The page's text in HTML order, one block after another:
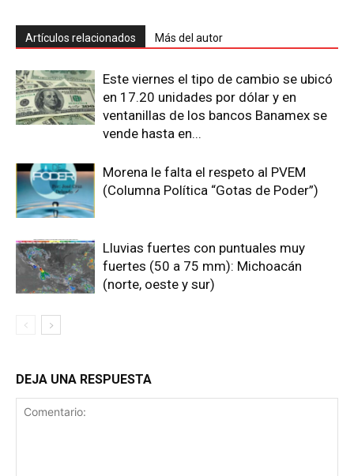
Artículos relacionados Más del autor
Este viernes el tipo de cambio se ubicó
en 17.20 unidades por dólar y en
ventanillas de los bancos Banamex se
vende hasta en...
Morena le falta el respeto al PVEM
(Columna Política “Gotas de Poder”)
Lluvias fuertes con puntuales muy
fuertes (50 a 75 mm): Michoacán
(norte, oeste y sur)
DEJA UNA RESPUESTA